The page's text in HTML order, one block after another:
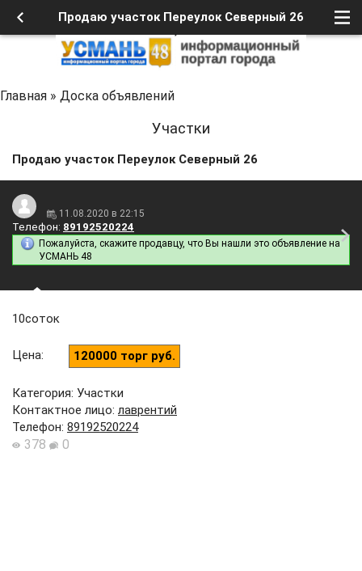
Продаю участок Переулок Северный 26
Главная » Доска объявлений
Участки
Продаю участок Переулок Северный 26
11.08.2020 в 22:15
Телефон: 89192520224
Пожалуйста, скажите продавцу, что Вы нашли это объявление на
УСМАНЬ 48
10соток
Цена: 120000 торг руб.
Категория: Участки
Контактное лицо: лаврентий
Телефон: 89192520224
378 0